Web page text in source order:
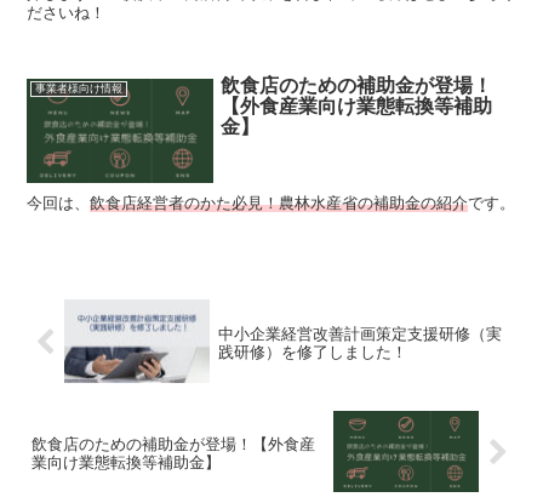
ださいね！
事業者様向け情報
飲食店のための補助金が登場！
【外食産業向け業態転換等補助
金】
今回は、飲食店経営者のかた必見！農林水産省の補助金の紹介です。
中小企業経営改善計画策定支援研修（実
践研修）を修了しました！
飲食店のための補助金が登場！【外食産
業向け業態転換等補助金】